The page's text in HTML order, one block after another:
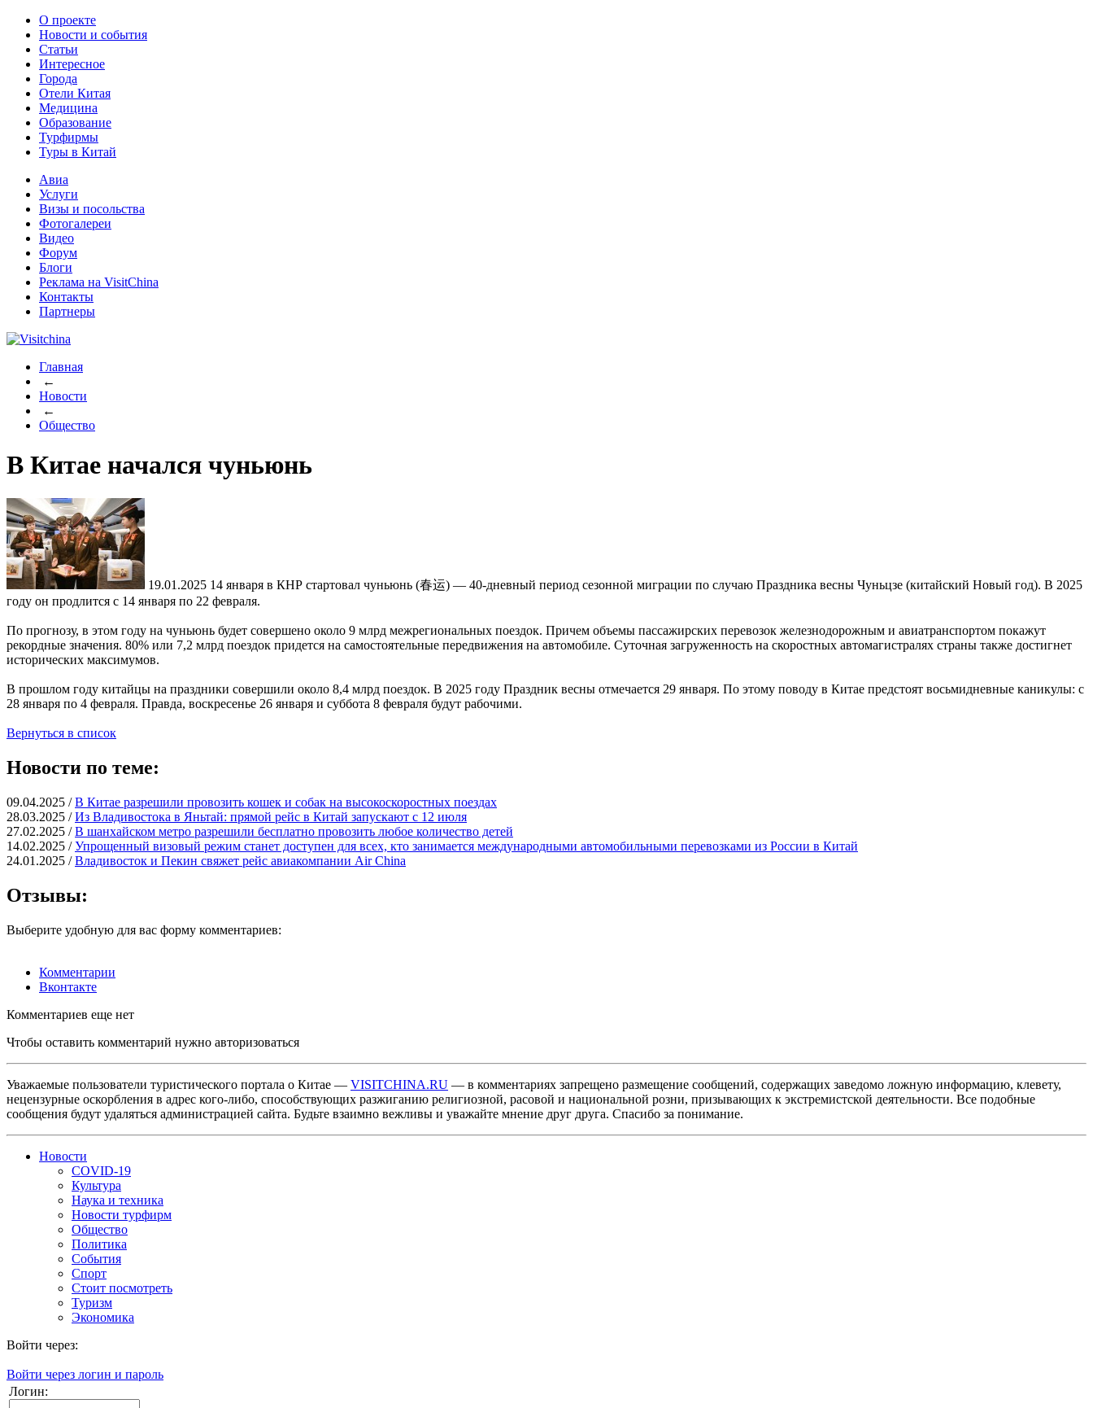
О проекте
Новости и события
Статьи
Интересное
Города
Отели Китая
Медицина
Образование
Турфирмы
Туры в Китай
Авиа
Услуги
Визы и посольства
Фотогалереи
Видео
Форум
Блоги
Реклама на VisitChina
Контакты
Партнеры
Главная
←
Новости
←
Общество
В Китае начался чуньюнь
19.01.2025 14 января в КНР стартовал чуньюнь (春运) — 40-дневный период сезонной миграции по случаю Праздника весны Чуньцзе (китайский Новый год). В 2025
году он продлится с 14 января по 22 февраля.
По прогнозу, в этом году на чуньюнь будет совершено около 9 млрд межрегиональных поездок. Причем объемы пассажирских перевозок железнодорожным и авиатранспортом покажут
рекордные значения. 80% или 7,2 млрд поездок придется на самостоятельные передвижения на автомобиле. Суточная загруженность на скоростных автомагистралях страны также достигнет
исторических максимумов.
В прошлом году китайцы на праздники совершили около 8,4 млрд поездок. В 2025 году Праздник весны отмечается 29 января. По этому поводу в Китае предстоят восьмидневные каникулы: с
28 января по 4 февраля. Правда, воскресенье 26 января и суббота 8 февраля будут рабочими.
Вернуться в список
Новости по теме:
09.04.2025 /В Китае разрешили провозить кошек и собак на высокоскоростных поездах
28.03.2025 /Из Владивостока в Яньтай: прямой рейс в Китай запускают с 12 июля
27.02.2025 /В шанхайском метро разрешили бесплатно провозить любое количество детей
14.02.2025 /Упрощенный визовый режим станет доступен для всех, кто занимается международными автомобильными перевозками из России в Китай
24.01.2025 /Владивосток и Пекин свяжет рейс авиакомпании Air China
Отзывы:
Выберите удобную для вас форму комментариев:
Комментарии
Вконтакте
Комментариев еще нет
Чтобы оставить комментарий нужно авторизоваться
Уважаемые пользователи туристического портала о Китае — VISITCHINA.RU — в комментариях запрещено размещение сообщений, содержащих заведомо ложную информацию, клевету,
нецензурные оскорбления в адрес кого-либо, способствующих разжиганию религиозной, расовой и национальной розни, призывающих к экстремистской деятельности. Все подобные
сообщения будут удаляться администрацией сайта. Будьте взаимно вежливы и уважайте мнение друг друга. Спасибо за понимание.
Новости
COVID-19
Культура
Наука и техника
Новости турфирм
Общество
Политика
События
Спорт
Стоит посмотреть
Туризм
Экономика
Войти через:
Войти через логин и пароль
Логин: